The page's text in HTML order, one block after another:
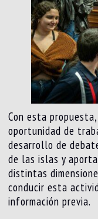
Con esta
oportunidad de
desarrollo de
de las islas y
distintas
conducir esta
información previa.